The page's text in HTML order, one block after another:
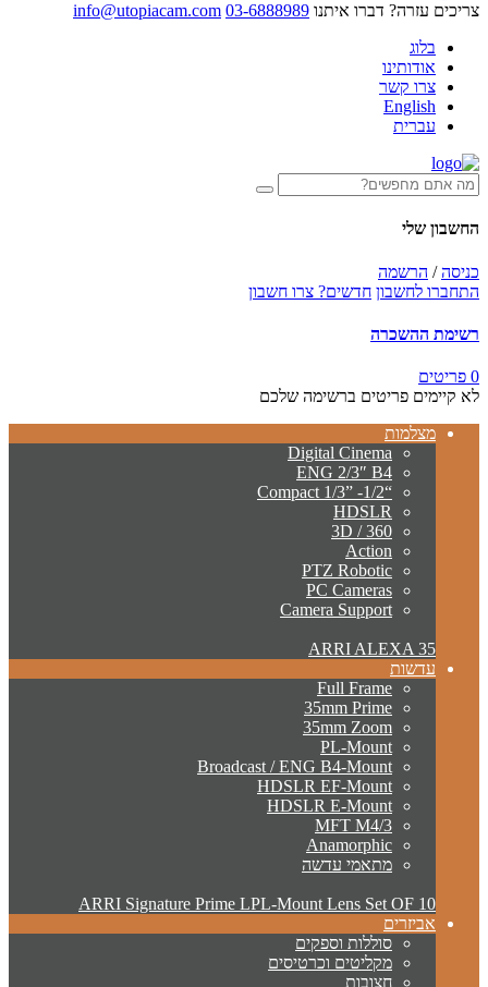
צריכים עזרה? דברו איתנו 03-6888989
info@utopiacam.com
בלוג
אודותינו
צרו קשר
English
עברית
החשבון שלי
כניסה/ הרשמה
התחברו לחשבון חדשים? צרו חשבון
רשימת ההשכרה
0 פריטים
לא קיימים פריטים ברשימה שלכם
מצלמות
Digital Cinema
ENG 2/3″ B4
“Compact 1/3” -1/2
HDSLR
3D / 360
Action
PTZ Robotic
PC Cameras
Camera Support
ARRI ALEXA 35
עדשות
Full Frame
35mm Prime
35mm Zoom
PL-Mount
Broadcast / ENG B4-Mount
HDSLR EF-Mount
HDSLR E-Mount
MFT M4/3
Anamorphic
מתאמי עדשה
ARRI Signature Prime LPL-Mount Lens Set OF 10
אביזרים
סוללות וספקים
מקליטים וכרטיסים
חצובות